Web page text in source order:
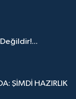
Değildir!...
ŞİMDİ HAZIRLIK